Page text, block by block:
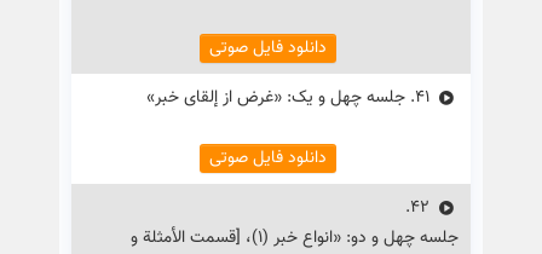
دانلود فایل صوتی
41. جلسه چهل و یک: «غرض از إلقای خبر»
دانلود فایل صوتی
42.
جلسه چهل و دو: «انواع خبر (۱)، [قسمت الأمثلة و